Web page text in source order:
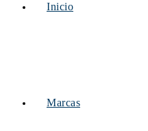
Inicio
Marcas